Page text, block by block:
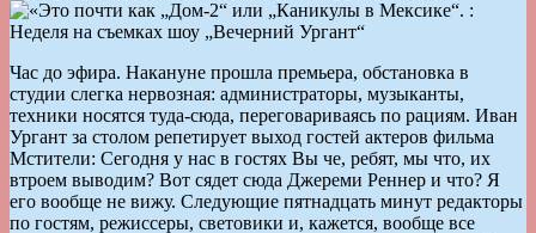
Час до эфира. Накануне прошла премьера, обстановка в
студии слегка нервозная: администраторы, музыканты,
техники носятся туда-сюда, переговариваясь по рациям. Иван
Ургант за столом репетирует выход гостей актеров фильма
Мстители: Сегодня у нас в гостях Вы че, ребят, мы что, их
втроем выводим? Вот сядет сюда Джереми Реннер и что? Я
его вообще не вижу. Следующие пятнадцать минут редакторы
по гостям, режиссеры, световики и, кажется, вообще все